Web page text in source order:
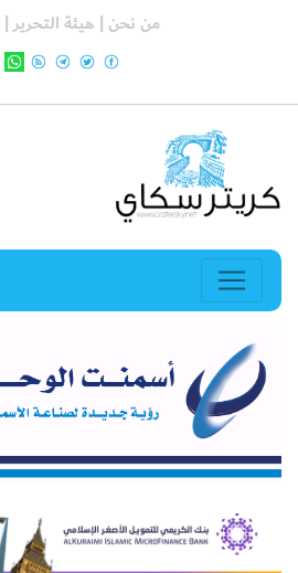
من نحن | هيئة التحرير |